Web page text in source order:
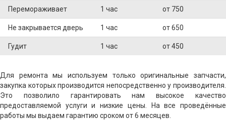
Перемораживает 1 час от 750
Не закрывается дверь 1 час от 650
Гудит 1 час от 450
Для ремонта мы используем только оригинальные запчасти,
закупка которых производится непосредственно у производителя.
Это позволило гарантировать нам высокое качество
предоставляемой услуги и низкие цены. На все проведённые
работы мы выдаем гарантию сроком от 6 месяцев.